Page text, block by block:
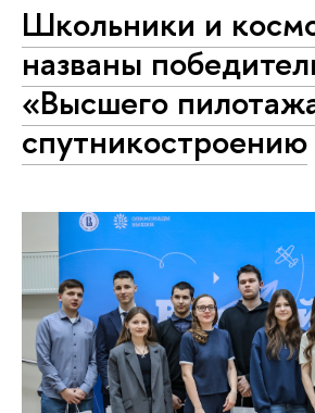
Школьники и
названы
«Высшего
спутникостроению